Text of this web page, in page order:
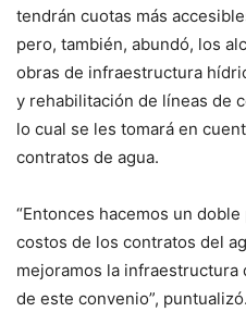
tendrán cuotas más
pero, también, abundó, los
obras de infraestructura
y rehabilitación de líneas de
lo cual se les tomará en
contratos de agua.
“Entonces hacemos un
costos de los contratos del
mejoramos la infraestructura
de este convenio”, puntualizó.